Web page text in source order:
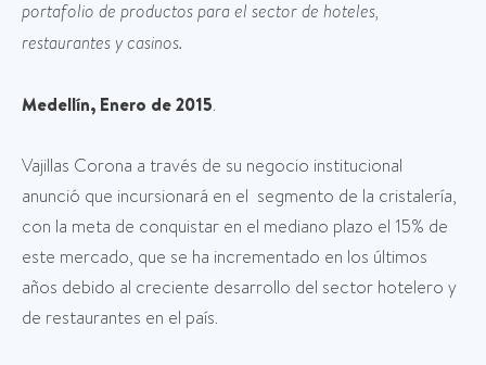
portafolio de productos para el sector de hoteles,
restaurantes y casinos.
Medellín, Enero de 2015.
Vajillas Corona a través de su negocio institucional
anunció que incursionará en el segmento de la cristalería,
con la meta de conquistar en el mediano plazo el 15% de
este mercado, que se ha incrementado en los últimos
años debido al creciente desarrollo del sector hotelero y
de restaurantes en el país.